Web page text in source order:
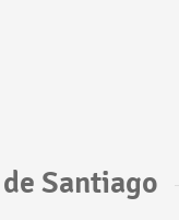
Santiago